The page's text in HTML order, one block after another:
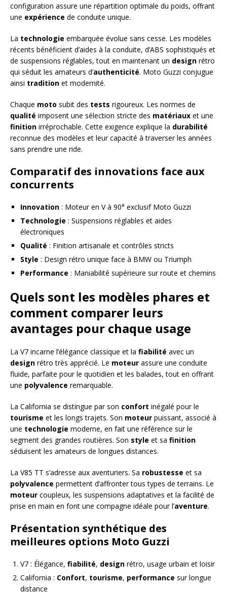
configuration assure une répartition optimale du poids, offrant
une expérience de conduite unique.
La technologie embarquée évolue sans cesse. Les modèles
récents bénéficient d’aides à la conduite, d’ABS sophistiqués et
de suspensions réglables, tout en maintenant un design rétro
qui séduit les amateurs d’authenticité. Moto Guzzi conjugue
ainsi tradition et modernité.
Chaque moto subit des tests rigoureux. Les normes de
qualité imposent une sélection stricte des matériaux et une
finition irréprochable. Cette exigence explique la durabilité
reconnue des modèles et leur capacité à traverser les années
sans prendre une ride.
Comparatif des innovations face aux
concurrents
Innovation : Moteur en V à 90° exclusif Moto Guzzi
Technologie : Suspensions réglables et aides
électroniques
Qualité : Finition artisanale et contrôles stricts
Style : Design rétro unique face à BMW ou Triumph
Performance : Maniabilité supérieure sur route et chemins
Quels sont les modèles phares et
comment comparer leurs
avantages pour chaque usage
La V7 incarne l’élégance classique et la fiabilité avec un
design rétro très apprécié. Le moteur assure une conduite
fluide, parfaite pour le quotidien et les balades, tout en offrant
une polyvalence remarquable.
La California se distingue par son confort inégalé pour le
tourisme et les longs trajets. Son moteur puissant, associé à
une technologie moderne, en fait une référence sur le
segment des grandes routières. Son style et sa finition
séduisent les amateurs de longues distances.
La V85 TT s’adresse aux aventuriers. Sa robustesse et sa
polyvalence permettent d’affronter tous types de terrains. Le
moteur coupleux, les suspensions adaptatives et la facilité de
prise en main en font une compagne idéale pour l’aventure.
Présentation synthétique des
meilleures options Moto Guzzi
V7 : Élégance, fiabilité, design rétro, usage urbain et loisir
California : Confort, tourisme, performance sur longue
distance